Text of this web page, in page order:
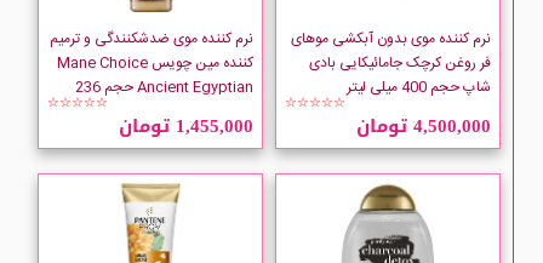
Herbal Essences
IL SALONE
INSIGHT
IPLUS
نرم کننده موی بدون آبکشی موهای
فر روغن کرچک جامائیکایی بادی
شاپ حجم 400 میلی لیتر
☆☆☆☆☆
4,500,000 تومان
نرم کننده موی ضدشکنندگی و ترمیم
کننده مین چویس Mane Choice
Ancient Egyptian حجم 236
☆☆☆☆☆
1,455,000 تومان